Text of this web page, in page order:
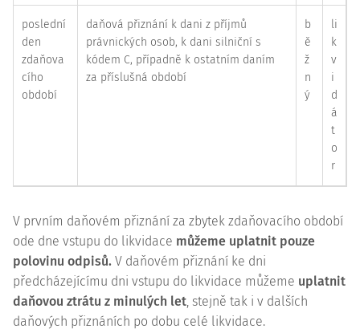
poslední
den
zdaňova
cího
období
daňová přiznání k dani z příjmů
právnických osob, k dani silniční s
kódem C, případně k ostatním daním
za příslušná období
b
ě
ž
n
ý
li
k
v
i
d
á
t
o
r
V prvním daňovém přiznání za zbytek zdaňovacího období
ode dne vstupu do likvidace můžeme uplatnit pouze
polovinu odpisů. V daňovém přiznání ke dni
předcházejícímu dni vstupu do likvidace můžeme uplatnit
daňovou ztrátu z minulých let, stejně tak i v dalších
daňových přiznáních po dobu celé likvidace.